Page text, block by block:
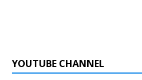
YOUTUBE CHANNEL